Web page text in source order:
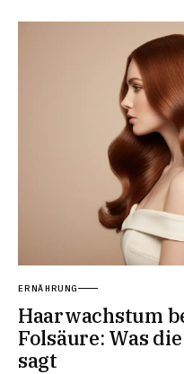
ERNÄHRUNG
Haarwachstum
Folsäure: Was
sagt